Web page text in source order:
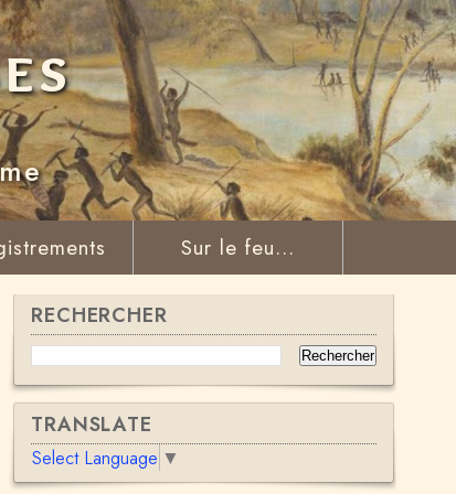
Sur le feu...
RECHERCHER
TRANSLATE
Select Language ▼